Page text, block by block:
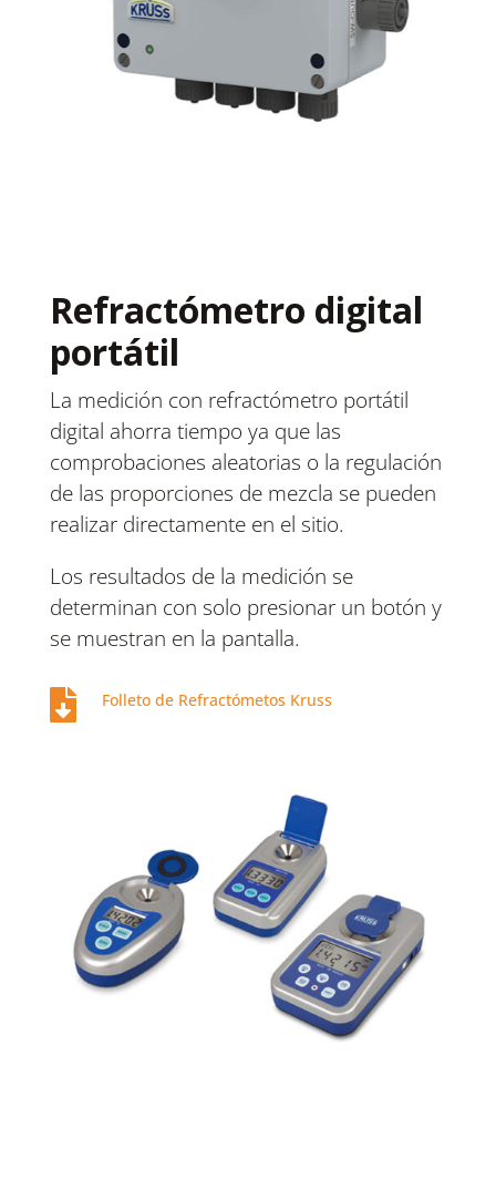
Refractómetro digital
portátil
La medición con refractómetro portátil
digital ahorra tiempo ya que las
comprobaciones aleatorias o la regulación
de las proporciones de mezcla se pueden
realizar directamente en el sitio.
Los resultados de la medición se
determinan con solo presionar un botón y
se muestran en la pantalla.
 Folleto de Refractómetos Kruss